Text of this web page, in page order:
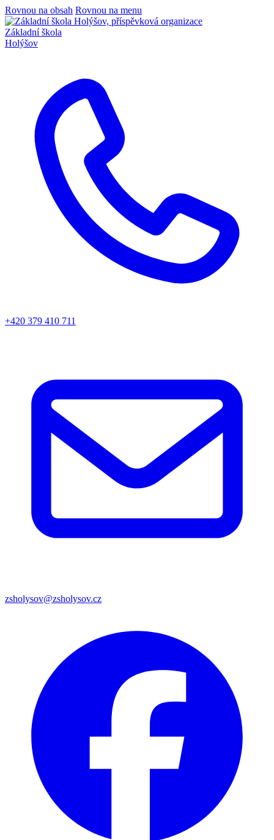
Rovnou na obsah Rovnou na menu
Základní škola
Holýšov
+420 379 410 711
zsholysov@zsholysov.cz